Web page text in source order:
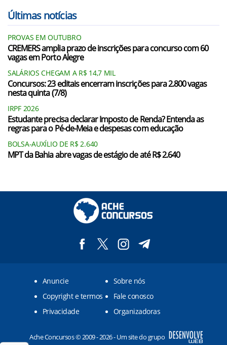
Últimas notícias
PROVAS EM OUTUBRO
CREMERS amplia prazo de inscrições para concurso com 60
vagas em Porto Alegre
SALÁRIOS CHEGAM A R$ 14,7 MIL
Concursos: 23 editais encerram inscrições para 2.800 vagas
nesta quinta (7/8)
IRPF 2026
Estudante precisa declarar Imposto de Renda? Entenda as
regras para o Pé-de-Meia e despesas com educação
BOLSA-AUXÍLIO DE R$ 2.640
MPT da Bahia abre vagas de estágio de até R$ 2.640
Anuncie
Sobre nós
Copyright e termos
Fale conosco
Privacidade
Organizadoras
Ache Concursos © 2009 - 2026 - Um site do grupo